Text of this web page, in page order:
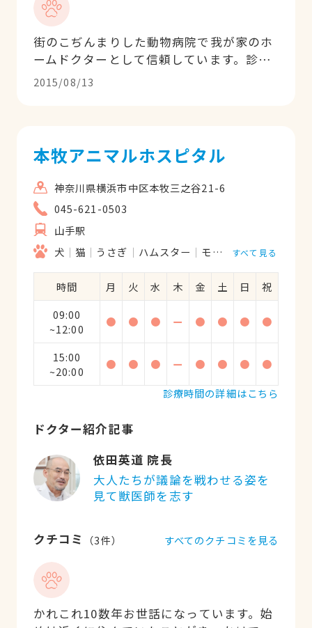
街のこぢんまりした動物病院で我が家のホ
ームドクターとして信頼しています。診察
は親切で丁寧。お金儲けのためではなく本
当に動物がお好きなのだろうなあという真
飼い主も動物も緊張してしまいますがとて
も優しい先生なのでリラックスできてワン
コも通院をあまり嫌がりません。スタッフ
の皆さんも明るくて親切にしてくださいま
す。料金は普通〜やや安めです。
2015/08/13
本牧アニマルホスピタル
神奈川県横浜市中区本牧三之谷21-6
045-621-0503
山手駅
犬
猫 うさぎ ハムスター モルモット フェレッ
すべて見る
時間 月 火 水 木 金 土 日
祝
09:00
~12:00
● ● ● ー ● ● ● ●
15:00
~20:00
● ● ● ー ● ● ●
●
診療時間の詳細はこちら
ドクター紹介記事
依田英道 院長
大人たちが議論を戦わせる姿を
見て獣医師を志す
クチコミ （3件）
かれこれ10数年お世話になっています。始
すべてのクチコミを見る